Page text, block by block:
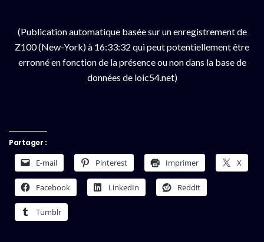
(Publication automatique basée sur un enregistrement de
Z100 (New-York) à 16:33:32 qui peut potentiellement être
erronné en fonction de la présence ou non dans la base de
données de loic54.net)
Partager :
E-mail Pinterest Imprimer X
Facebook LinkedIn Reddit
Tumblr